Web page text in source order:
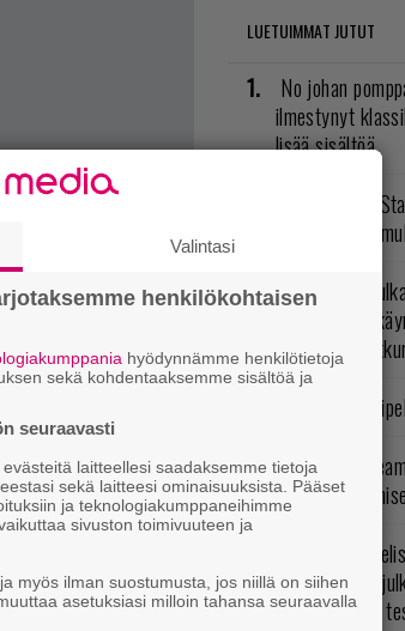
LUETUIMMAT JUTUT
No johan
ilmestynyt
lisää sisältöä
Elokuun
ilmestyivät –
Rakastettu
valtavat alet
klassikoita
Ubisoftin
Loistopeli
kiirettä
Rakastettu
vuonna 2012
muita osia voi
Valintasi
henkilökohtaisen
hyödynnämme henkilötietoja
sekä kohdentaaksemme sisältöä ja
seuraavasti
laitteellesi saadaksemme tietoja
sekä laitteesi ominaisuuksista. Pääset
ja teknologiakumppaneihimme
sivuston toimivuuteen ja
myös ilman suostumusta, jos niillä on siihen
asetuksiasi milloin tahansa seuraavalla